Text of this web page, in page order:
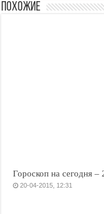
Похожие
Гороскоп на сегодня –
20-04-2015, 12:31